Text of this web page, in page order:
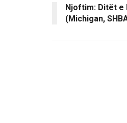
Njoftim: Ditët e
(Michigan,